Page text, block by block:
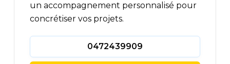
un accompagnement personnalisé pour
concrétiser vos projets.
0472439909